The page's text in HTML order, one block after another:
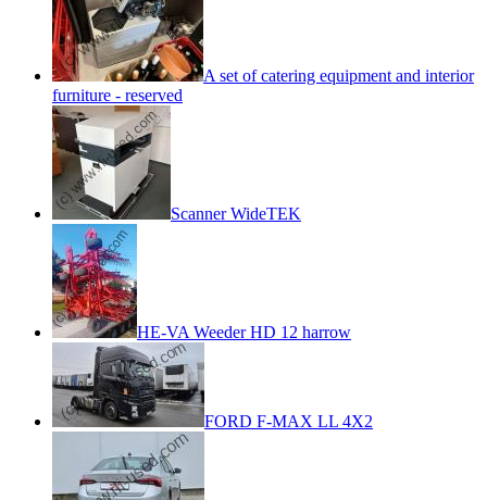
A set of catering equipment and interior
furniture - reserved
Scanner WideTEK
HE-VA Weeder HD 12 harrow
FORD F-MAX LL 4X2